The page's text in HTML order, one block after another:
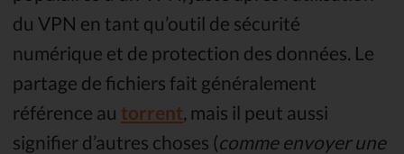
du VPN en tant qu’outil de sécurité
numérique et de protection des données. Le
partage de fichiers fait généralement
référence au torrent , mais il peut aussi
signifier d’autres choses (comme envoyer une